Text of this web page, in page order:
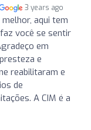
3 years ago
aqui tem
você se sentir
em
e
reabilitaram e
de
A CIM é a